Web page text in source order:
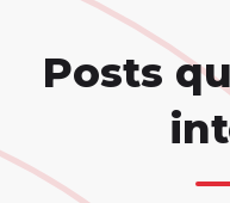
Posts